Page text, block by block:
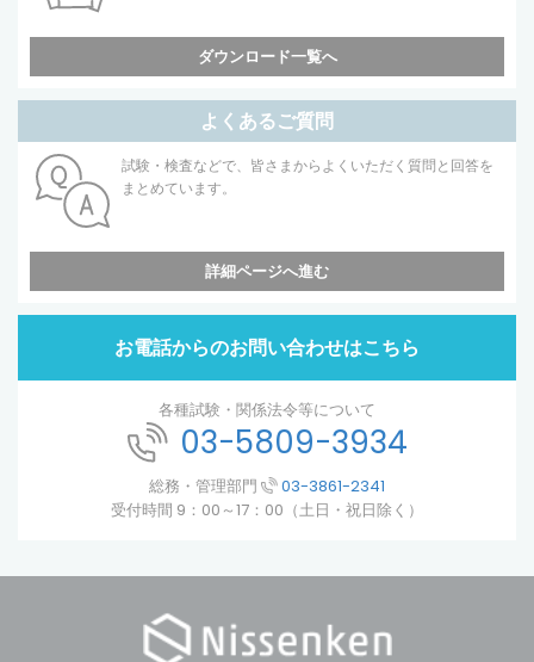
ダウンロード一覧へ
よくあるご質問
試験・検査などで、皆さまからよくいただく質問と回答を
まとめています。
詳細ページへ進む
お電話からのお問い合わせはこちら
各種試験・関係法令等について
03-5809-3934
総務・管理部門
03-3861-2341
受付時間 9：00～17：00（土日・祝日除く）